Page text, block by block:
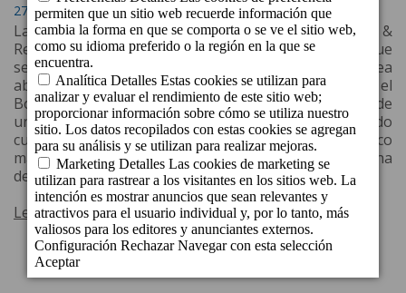
27 de Diciembre de 2021 a las 10:51
La cadena hotelera grancanaria beCordial Hotels &
Resorts inaugura el próximo 30 de diciembre el que
será el tercero de los cinco boutique hoteles que planea
abrir en el casco histórico de Vegueta-Triana: el
Boutique Hotel Cordial La Niña de Vegueta. Se trata de
un inmueble de finales del siglo XIX que ha sido
cuidadosamente restaurado como Hotel Emblemático
manteniendo su sabor histórico en armonía con una
decoración moderna y funcional.
Leer más